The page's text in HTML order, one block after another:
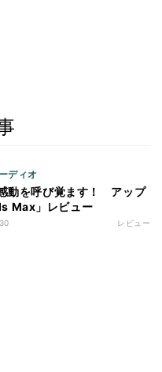
ディオ
動を呼び覚ます！ アップ
Max」レビュー
レビュー